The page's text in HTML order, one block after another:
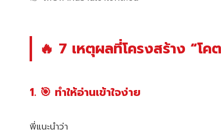
🔥 7 เหตุผลที่โครงสร้าง “โ
1. 🎯 ทำให้อ่านเข้าใจง่าย
พี่แนะนำว่า